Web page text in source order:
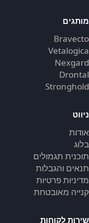
מותגים
Bravecto
Vetalogica
Nexgard
Drontal
Stronghold
ניווט
אודות
בלוג
תוכנית תגמולים
תנאים והגבלות
מדיניות פרטיות
קנייה מאובטחת
שירות לקוחות